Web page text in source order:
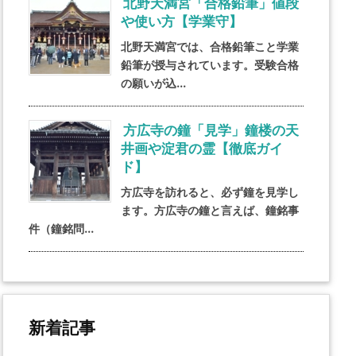
や使い方【学業守】
北野天満宮では、合格鉛筆こと学業
鉛筆が授与されています。受験合格
の願いが込...
方広寺の鐘「見学」鐘楼の天
井画や淀君の霊【徹底ガイ
ド】
方広寺を訪れると、必ず鐘を見学し
ます。方広寺の鐘と言えば、鐘銘事
件（鐘銘問...
新着記事